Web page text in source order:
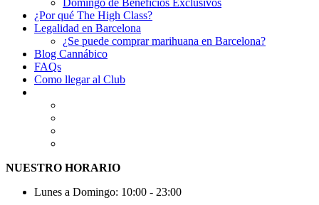
¿Por qué The High Class?
Legalidad en Barcelona
¿Se puede comprar marihuana en Barcelona?
Blog Cannábico
FAQs
Como llegar al Club
NUESTRO HORARIO
Lunes a Domingo: 10:00 - 23:00